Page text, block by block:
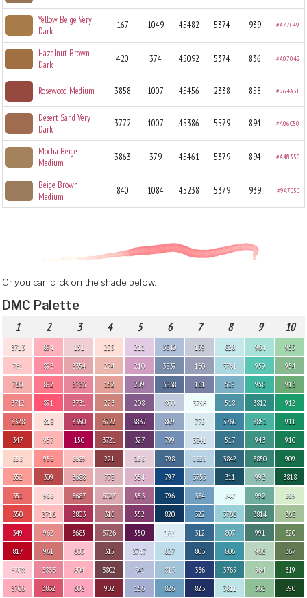
Yellow Beige Very
Dark
167 1049 45482 5374 939 #A77C49
Hazelnut Brown
Dark
420 374 45092 5374 836 #A07042
Rosewood Medium 3858 1007 45456 2338 858 #964A3F
Desert Sand Very
Dark
3772 1007 45386 5579 894 #A06C50
Mocha Beige
Medium
3863 379 45461 5379 894 #A4835C
Beige Brown
Medium
840 1084 45238 5379 939 #9A7C5C
Or you can click on the shade below.
DMC Palette
1 2 3 4 5 6 7 8 9 10
3713
761
760
3712
3328
347
353
352
351
350
349
817
3708
3706
894
893
892
891
818
957
956
309
963
3716
962
961
3833
3832
151
3354
3733
3731
3350
150
3689
3688
3687
3803
3685
605
604
603
225
224
152
223
3722
3721
221
778
3727
316
3726
315
3802
902
211
210
209
208
3837
327
153
554
553
552
550
3747
341
156
3840
3839
3838
800
809
799
798
797
796
820
162
827
813
826
159
160
161
3756
775
3841
3325
3755
334
322
312
803
336
823
828
3761
519
518
3760
517
3842
311
747
3766
807
806
3765
3811
964
959
958
3812
3851
943
3850
993
992
3814
991
966
564
563
955
954
913
912
911
910
909
3818
369
368
320
367
319
890